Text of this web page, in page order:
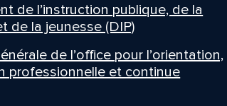
de l’instruction publique, de la
de la jeunesse (DIP)
de l’office pour l’orientation,
professionnelle et continue